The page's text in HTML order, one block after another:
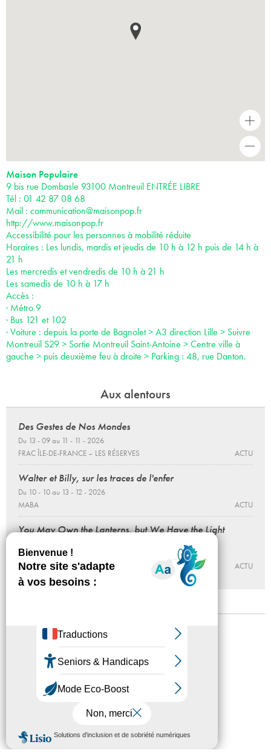
+
Maison Populaire
9 bis rue Dombasle 93100 Montreuil ENTRÉE LIBRE
Tél : 01 42 87 08 68
Mail : communication@maisonpop.fr
http://www.maisonpop.fr
Accessibilité pour les personnes à mobilité réduite
Horaires : Les lundis, mardis et jeudis de 10 h à 12 h puis de 14 h à
21 h
Les mercredis et vendredis de 10 h à 21 h
Les samedis de 10 h à 17 h
Accès :
· Métro 9
· Bus 121 et 102
· Voiture : depuis la porte de Bagnolet > A3 direction Lille > Suivre
Montreuil S29 > Sortie Montreuil Saint-Antoine > Centre ville à
gauche > puis deuxième feu à droite > Parking : 48, rue Danton.
Aux alentours
Des Gestes de Nos Mondes
Du 13 - 09 au 11 - 11 - 2026
FRAC ÎLE-DE-FRANCE – LES RÉSERVES
ACTU
Walter et Billy, sur les traces de l'enfer
Du 10 - 10 au 13 - 12 - 2026
MABA
ACTU
You May Own the Lanterns, but We Have the Light
LA GALERIE, CENTRE D’ART CONTEMPORAIN DE NOISY-LE-
SEC
ACTU
Accessibilité
Presse